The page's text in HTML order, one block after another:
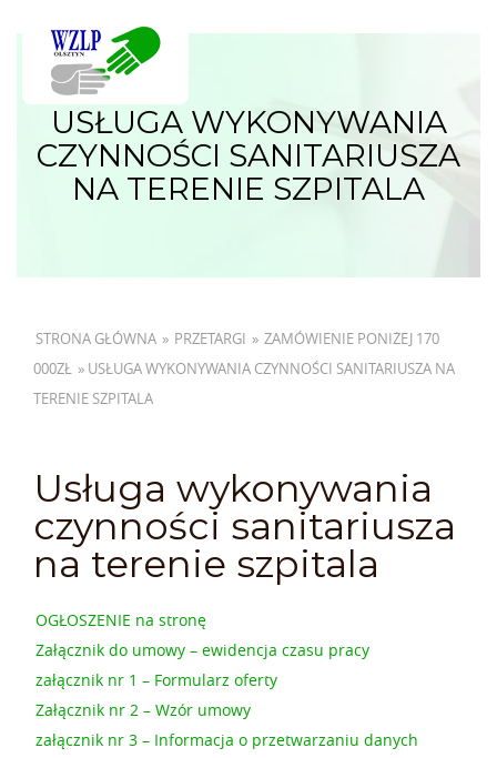
USŁUGA WYKONYWANIA
CZYNNOŚCI SANITARIUSZA
NA TERENIE SZPITALA
STRONA GŁÓWNA » PRZETARGI » ZAMÓWIENIE PONIŻEJ 170
000ZŁ » USŁUGA WYKONYWANIA CZYNNOŚCI SANITARIUSZA NA
TERENIE SZPITALA
Usługa wykonywania
czynności sanitariusza
na terenie szpitala
OGŁOSZENIE na stronę
Załącznik do umowy – ewidencja czasu pracy
załącznik nr 1 – Formularz oferty
Załącznik nr 2 – Wzór umowy
załącznik nr 3 – Informacja o przetwarzaniu danych